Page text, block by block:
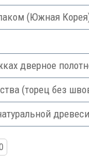
(Южная
дверное
(торец без